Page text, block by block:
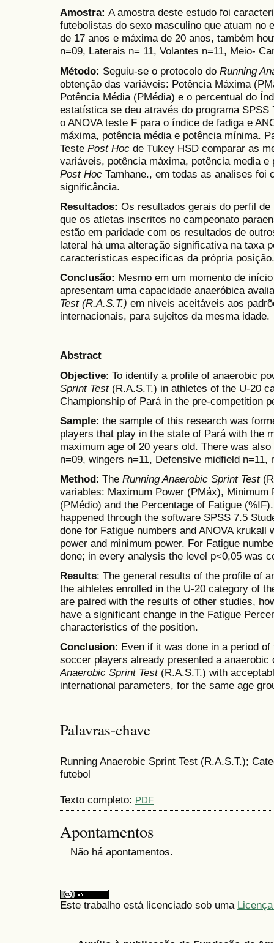
Amostra: A amostra deste estudo foi
futebolistas do sexo masculino que atuam no
de 17 anos e máxima de 20 anos, também
n=09, Laterais n= 11, Volantes n=11, Meio-
Método: Seguiu-se o protocolo do Running
obtenção das variáveis: Potência Máxima
Potência Média (PMédia) e o percentual do
estatística se deu através do programa
o ANOVA teste F para o índice de fadiga e
máxima, potência média e potência mínima.
Teste Post Hoc de Tukey HSD comparar as
variáveis, potência máxima, potência media
Post Hoc Tamhane., em todas as analises foi
significância.
Resultados: Os resultados gerais do perfil
que os atletas inscritos no campeonato
estão em paridade com os resultados de
lateral há uma alteração significativa na taxa
características específicas da própria posição.
Conclusão: Mesmo em um momento de
apresentam uma capacidade anaeróbica
Test (R.A.S.T.) em níveis aceitáveis aos
internacionais, para sujeitos da mesma idade.
Abstract
Objective: To identify a profile of anaerobic
Sprint Test (R.A.S.T.) in athletes of the U-20
Championship of Pará in the pre-competition
Sample: the sample of this research was
players that play in the state of Pará with the
maximum age of 20 years old. There was
n=09, wingers n=11, Defensive midfield
Method: The Running Anaerobic Sprint Test
variables: Maximum Power (PMáx), Minimum
(PMédio) and the Percentage of Fatigue
happened through the software SPSS 7.5
done for Fatigue numbers and ANOVA krukall
power and minimum power. For Fatigue
done; in every analysis the level p<0,05 was
Results: The general results of the profile of
the athletes enrolled in the U-20 category of
are paired with the results of other studies,
have a significant change in the Fatigue
characteristics of the position.
Conclusion: Even if it was done in a period
soccer players already presented a
Anaerobic Sprint Test (R.A.S.T.) with
international parameters, for the same age
Palavras-chave
Running Anaerobic Sprint Test (R.A.S.T.);
futebol
Texto completo: PDF
Apontamentos
Não há apontamentos.
Este trabalho está licenciado sob uma